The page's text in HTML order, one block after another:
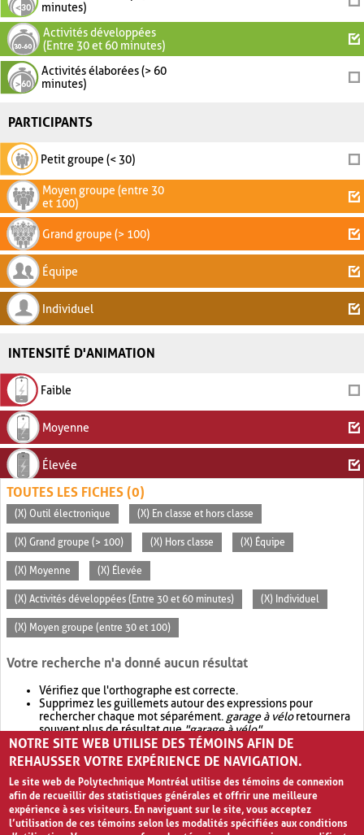
minutes)
Activités développées
(Entre 30 et 60 minutes)
Activités élaborées (> 60
minutes)
PARTICIPANTS
Petit groupe (< 30)
Moyen groupe (entre 30
et 100)
Grand groupe (> 100)
Équipe
Individuel
INTENSITÉ D'ANIMATION
Faible
Moyenne
Élevée
TOUTES LES FICHES (0)
(X) Outil électronique (X) En classe et hors classe
(X) Grand groupe (> 100) (X) Hors classe (X) Équipe
(X) Moyenne (X) Élevée
(X) Activités développées (Entre 30 et 60 minutes) (X) Individuel
(X) Moyen groupe (entre 30 et 100)
Votre recherche n'a donné aucun résultat
Vérifiez que l'orthographe est correcte.
Supprimez les guillemets autour des expressions pour
rechercher chaque mot séparément. garage à véloretournera
souvent plus de résultat que"garage à vélo".
Envisagez d'élargir votre recherche avec OR.garage OR vélo
retournera souvent plus de résultat quegarage à vélo
NOTRE SITE WEB UTILISE DES TÉMOINS AFIN DE
REHAUSSER VOTRE EXPÉRIENCE DE NAVIGATION.
Le site web de Polytechnique Montréal utilise des témoins de connexion
afin de recueillir des statistiques générales et offrir une meilleure
expérience à ses visiteurs. En naviguant sur le site, vous acceptez
l’utilisation de ces témoins selon les modalités spécifiées aux conditions